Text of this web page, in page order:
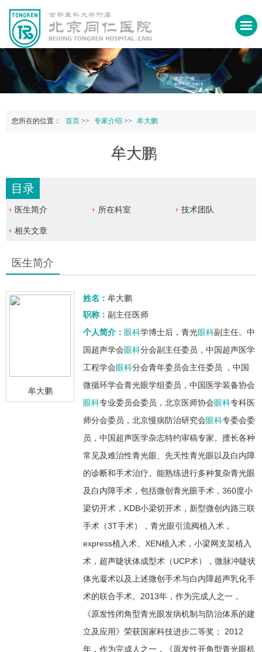
您所在的位置： 首页 >> 专家介绍 >> 牟大鹏
牟大鹏
目录
医生简介 所在科室 技术团队
相关文章
医生简介
牟大鹏
姓名： 牟大鹏
职称： 副主任医师
个人简介： 眼科学博士后，青光眼科副主任。中
国超声学会眼科分会副主任委员，中国超声医学
工程学会眼科分会青年委员会主任委员 ，中国
微循环学会青光眼学组委员，中国医学装备协会
眼科专业委员会委员，北京医师协会眼科专科医
师分会委员，北京慢病防治研究会眼科专委会委
员，中国超声医学杂志特约审稿专家。擅长各种
常见及难治性青光眼、先天性青光眼以及白内障
的诊断和手术治疗。能熟练进行多种复杂青光眼
及白内障手术，包括微创青光眼手术，360度小
梁切开术，KDB小梁切开术，新型微创内路三联
手术（3T手术），青光眼引流阀植入术，
express植入术、XEN植入术，小梁网支架植入
术，超声睫状体成型术（UCP术），微脉冲睫状
体光凝术以及上述微创手术与白内障超声乳化手
术的联合手术。2013年，作为完成人之一，
《原发性闭角型青光眼发病机制与防治体系的建
立及应用》荣获国家科技进步二等奖； 2012
年，作为完成人之一，《原发性开角型青光眼机